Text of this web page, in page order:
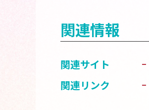
関連情報
関連サイト
関連リンク